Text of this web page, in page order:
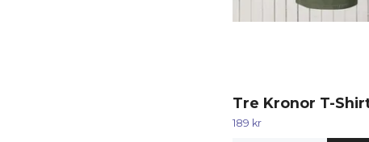
Tre Kronor T-
189 kr